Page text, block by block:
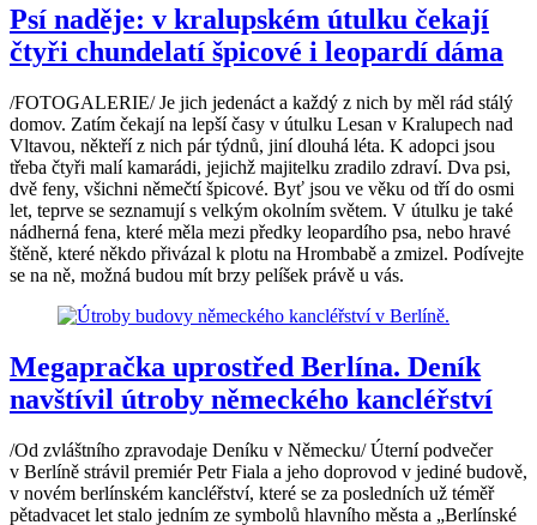
Psí naděje: v kralupském útulku čekají
čtyři chundelatí špicové i leopardí dáma
/FOTOGALERIE/ Je jich jedenáct a každý z nich by měl rád stálý
domov. Zatím čekají na lepší časy v útulku Lesan v Kralupech nad
Vltavou, někteří z nich pár týdnů, jiní dlouhá léta. K adopci jsou
třeba čtyři malí kamarádi, jejichž majitelku zradilo zdraví. Dva psi,
dvě feny, všichni němečtí špicové. Byť jsou ve věku od tří do osmi
let, teprve se seznamují s velkým okolním světem. V útulku je také
nádherná fena, které měla mezi předky leopardího psa, nebo hravé
štěně, které někdo přivázal k plotu na Hrombabě a zmizel. Podívejte
se na ně, možná budou mít brzy pelíšek právě u vás.
Megapračka uprostřed Berlína. Deník
navštívil útroby německého kancléřství
/Od zvláštního zpravodaje Deníku v Německu/ Úterní podvečer
v Berlíně strávil premiér Petr Fiala a jeho doprovod v jediné budově,
v novém berlínském kancléřství, které se za posledních už téměř
pětadvacet let stalo jedním ze symbolů hlavního města a „Berlínské